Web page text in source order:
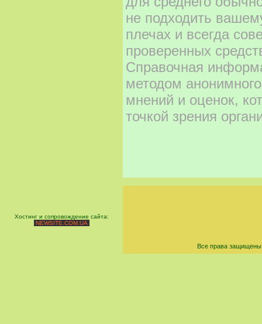
не подходить
плечах и всегда
проверенных
Справочная
методом
мнений и оценок,
точкой зрения
Хостинг и сопровождение сайта:
NEWSITE.COM.UA
Все права